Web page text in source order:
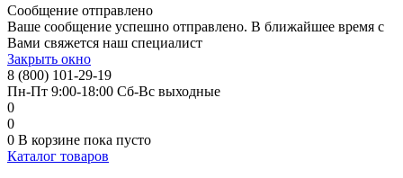
Сообщение отправлено
Ваше сообщение успешно отправлено. В ближайшее время с
Вами свяжется наш специалист
Закрыть окно
8 (800) 101-29-19
Пн-Пт 9:00-18:00 Сб-Вс выходные
0
0
0 В корзине пока пусто
Каталог товаров